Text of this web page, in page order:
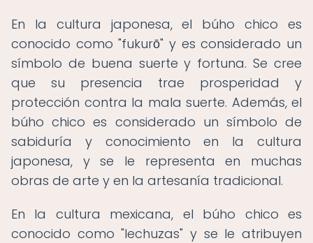
En la cultura japonesa, el búho chico es
conocido como "fukurō" y es considerado un
símbolo de buena suerte y fortuna. Se cree
que su presencia trae prosperidad y
protección contra la mala suerte. Además, el
búho chico es considerado un símbolo de
sabiduría y conocimiento en la cultura
japonesa, y se le representa en muchas
obras de arte y en la artesanía tradicional.
En la cultura mexicana, el búho chico es
conocido como "lechuzas" y se le atribuyen